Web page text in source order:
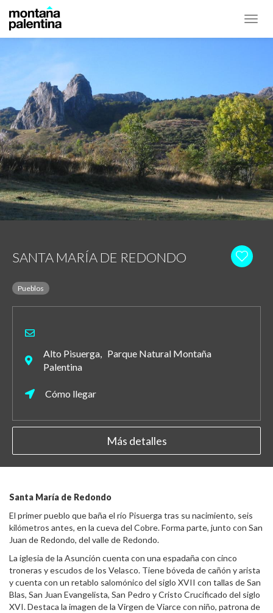
SANTA MARÍA DE REDONDO
Pueblos
Alto Pisuerga, Parque Natural Montaña
Palentina
Cómo llegar
Más detalles
Santa María de Redondo
El primer pueblo que baña el río Pisuerga tras su nacimiento, seis
kilómetros antes, en la cueva del Cobre. Forma parte, junto con San
Juan de Redondo, del valle de Redondo.
La iglesia de la Asunción cuenta con una espadaña con cinco
troneras y escudos de los Velasco. Tiene bóveda de cañón y arista
y cuenta con un retablo salomónico del siglo XVII con tallas de San
Blas, San Juan Evangelista, San Pedro y Cristo Crucificado del siglo
XVI. Destaca la imagen de la Virgen de Viarce con niño, patrona de